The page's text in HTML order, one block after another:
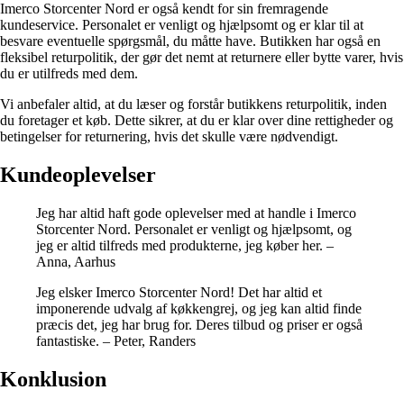
Imerco Storcenter Nord er også kendt for sin fremragende
kundeservice. Personalet er venligt og hjælpsomt og er klar til at
besvare eventuelle spørgsmål, du måtte have. Butikken har også en
fleksibel returpolitik, der gør det nemt at returnere eller bytte varer, hvis
du er utilfreds med dem.
Vi anbefaler altid, at du læser og forstår butikkens returpolitik, inden
du foretager et køb. Dette sikrer, at du er klar over dine rettigheder og
betingelser for returnering, hvis det skulle være nødvendigt.
Kundeoplevelser
Jeg har altid haft gode oplevelser med at handle i Imerco
Storcenter Nord. Personalet er venligt og hjælpsomt, og
jeg er altid tilfreds med produkterne, jeg køber her. –
Anna, Aarhus
Jeg elsker Imerco Storcenter Nord! Det har altid et
imponerende udvalg af køkkengrej, og jeg kan altid finde
præcis det, jeg har brug for. Deres tilbud og priser er også
fantastiske. – Peter, Randers
Konklusion